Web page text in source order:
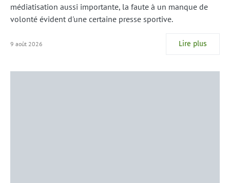
médiatisation aussi importante, la faute à un manque de
volonté évident d'une certaine presse sportive.
9 août 2026 Lire plus